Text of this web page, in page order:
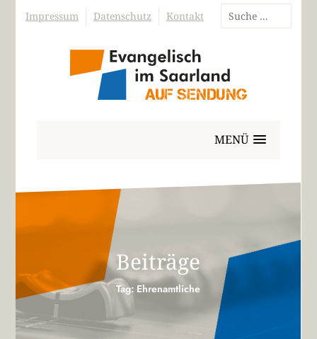
Impressum Datenschutz Kontakt
MENÜ
Beiträge
Tag: Ehrenamtliche